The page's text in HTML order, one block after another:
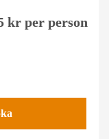
kr per person